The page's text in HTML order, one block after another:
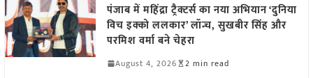
पंजाब में महिंद्रा ट्रैक्टर्स का नया अभियान ‘दुनिया
विच इक्को ललकार’ लॉन्च, सुखबीर सिंह और
परमिश वर्मा बने चेहरा
August 4, 2026 2 min read